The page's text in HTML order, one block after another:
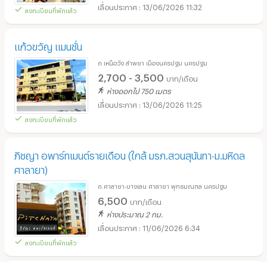
ลงทะเบียนที่พักแล้ว
13/06/2026 11:32
แก้วขวัญ แมนชั่น
ลงทะเบียนที่พักแล้ว
ถ.เหนือวัง ลำพยา เมืองนครปฐม นครปฐม
2,700 - 3,500 บาท/เดือน
ห่างออกไป 750 เมตร
13/06/2026 11:25
ภิชญา อพาร์ทเมนต์รายเดือน (ใกล้ มรภ.สวนสุนันทา-ม.มหิดล
ศาลายา)
ลงทะเบียนที่พักแล้ว
ถ.ศาลายา-บางเลน ศาลายา พุทธมณฑล นครปฐม
6,500 บาท/เดือน
ห่างประมาณ 2 กม.
11/06/2026 6:34